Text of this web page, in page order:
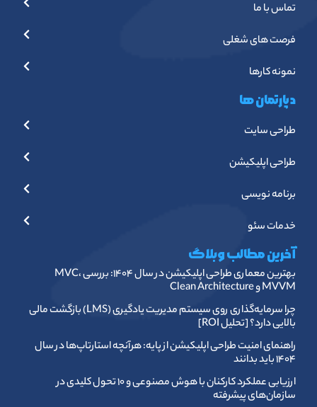
تماس با ما
فرصت های شغلی
نمونه کارها
دپارتمان ها
طراحی سایت
طراحی اپلیکیشن
برنامه نویسی
خدمات سئو
آخرین مطالب وبلاگ
بهترین معماری طراحی اپلیکیشن در سال ۱۴۰۴: بررسی MVC،
MVVM و Clean Architecture
چرا سرمایه‌گذاری روی سیستم مدیریت یادگیری (LMS) بازگشت مالی
بالایی دارد؟ [تحلیل ROI]
راهنمای امنیت طراحی اپلیکیشن از پایه: هرآنچه استارتاپ‌ها در سال
۱۴۰۴ باید بدانند
ارزیابی عملکرد کارکنان با هوش مصنوعی و ۱۰ تحول کلیدی در
سازمان‌های پیشرفته